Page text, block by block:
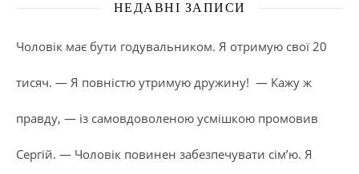
НЕДАВНІ ЗАПИСИ
Чоловік має бути годувальником. Я отримую свої 20
тисяч. — Я повністю утримую дружину! — Кажу ж
правду, — із самовдоволеною усмішкою промовив
Сергій. — Чоловік повинен забезпечувати сім’ю. Я